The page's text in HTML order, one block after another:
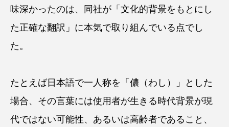
味深かったのは、同社が「文化的背景をもとにし
た正確な翻訳」に本気で取り組んでいる点でし
た。
たとえば日本語で一人称を「儂（わし）」とした
場合、その言葉には使用者が生きる時代背景が現
代ではない可能性、あるいは高齢者であること、